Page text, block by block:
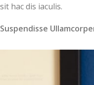
sit hac dis iaculis.
Suspendisse